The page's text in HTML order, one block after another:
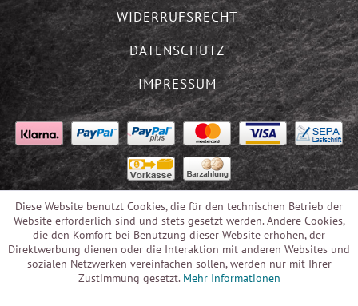
WIDERRUFSRECHT
DATENSCHUTZ
IMPRESSUM
Diese Website benutzt Cookies, die für den technischen Betrieb der
Website erforderlich sind und stets gesetzt werden. Andere Cookies,
die den Komfort bei Benutzung dieser Website erhöhen, der
Direktwerbung dienen oder die Interaktion mit anderen Websites und
sozialen Netzwerken vereinfachen sollen, werden nur mit Ihrer
Zustimmung gesetzt. Mehr Informationen